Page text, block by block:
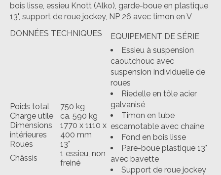
bois lisse, essieu Knott (Alko), garde-boue en plastique
13", support de roue jockey, NP 26 avec timon en V
DONNÉES TECHNIQUES
EQUIPEMENT DE SÉRIE
Poids total
750 kg
Charge utile
ca. 590 kg
Dimensions
intérieures
1770 x 1110 x
400 mm
Roues
13"
Châssis
1 essieu, non
freiné
Essieu à suspension
caoutchouc avec
suspension individuelle de
roues
Riedelle en tôle acier
galvanisé
Timon en tube
escamotable avec chaîne
Fond en bois lisse
Pare-boue plastique 13"
avec bavette
Support de roue jockey